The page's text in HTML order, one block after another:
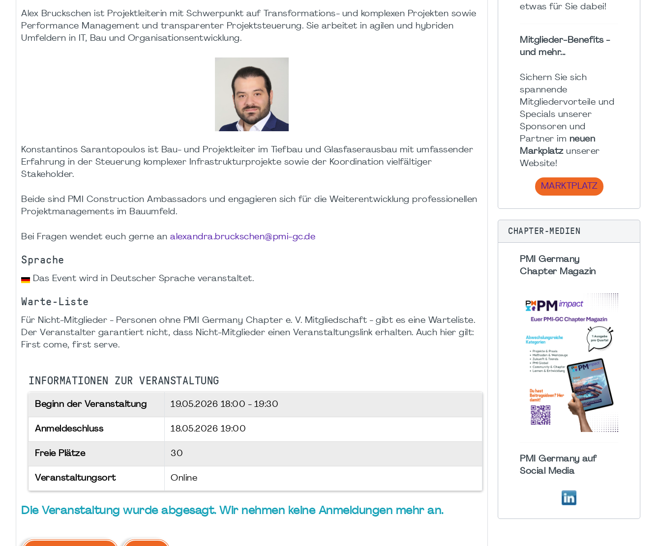
Alex Bruckschen ist Projektleiterin mit Schwerpunkt auf Transformations- und komplexen Projekten sowie
Performance Management und transparenter Projektsteuerung. Sie arbeitet in agilen und hybriden
Umfeldern in IT, Bau und Organisationsentwicklung.
Konstantinos Sarantopoulos ist Bau- und Projektleiter im Tiefbau und Glasfaserausbau mit umfassender
Erfahrung in der Steuerung komplexer Infrastrukturprojekte sowie der Koordination vielfältiger
Stakeholder.
Beide sind PMI Construction Ambassadors und engagieren sich für die Weiterentwicklung professionellen
Projektmanagements im Bauumfeld.
Bei Fragen wendet euch gerne an alexandra.bruckschen@pmi-gc.de
Sprache
Das Event wird in Deutscher Sprache veranstaltet.
Warte-Liste
Für Nicht-Mitglieder - Personen ohne PMI Germany Chapter e. V. Mitgliedschaft - gibt es eine Warteliste.
Der Veranstalter garantiert nicht, dass Nicht-Mitglieder einen Veranstaltungslink erhalten. Auch hier gilt:
First come, first serve.
INFORMATIONEN ZUR VERANSTALTUNG
Beginn der Veranstaltung 19.05.2026 18:00 - 19:30
Anmeldeschluss 18.05.2026 19:00
Freie Plätze 30
Veranstaltungsort Online
Die Veranstaltung wurde abgesagt. Wir nehmen keine Anmeldungen mehr an.
etwas für Sie dabei!
Mitglieder-Benefits -
und mehr...
Sichern Sie sich
spannende
Mitgliedervorteile und
Specials unserer
Sponsoren und
Partner im neuen
Markplatzunserer
Website!
MARKTPLATZ
CHAPTER-MEDIEN
PMI Germany
Chapter Magazin
PMI Germany auf
Social Media